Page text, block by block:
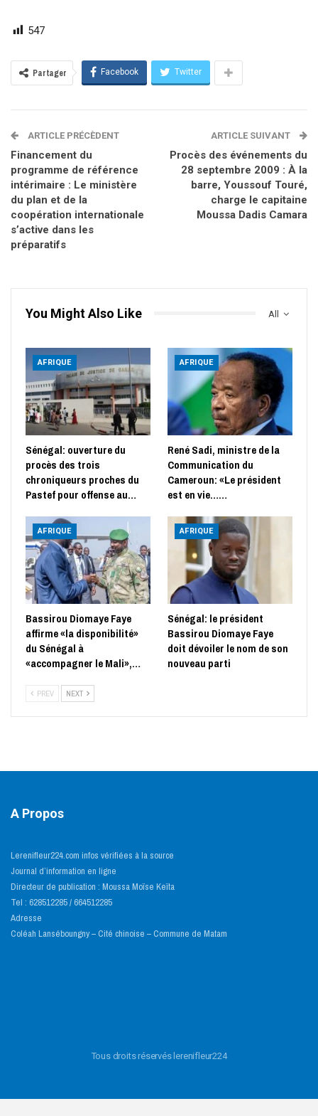
547
Partager Facebook Twitter
ARTICLE PRÉCÈDENT
Financement du
programme de référence
intérimaire : Le ministère
du plan et de la
coopération internationale
s’active dans les
préparatifs
ARTICLE SUIVANT
Procès des événements du
28 septembre 2009 : À la
barre, Youssouf Touré,
charge le capitaine
Moussa Dadis Camara
All
You Might Also Like
AFRIQUE
Sénégal: ouverture du
procès des trois
chroniqueurs proches du
Pastef pour offense au…
AFRIQUE
René Sadi, ministre de la
Communication du
Cameroun: «Le président
est en vie……
AFRIQUE
Bassirou Diomaye Faye
affirme «la disponibilité»
du Sénégal à
«accompagner le Mali»,…
AFRIQUE
Sénégal: le président
Bassirou Diomaye Faye
doit dévoiler le nom de son
nouveau parti
PREV NEXT
A Propos
Lerenifleur224.com infos vérifiées à la source
Journal d’information en ligne
Directeur de publication : Moussa Moïse Keïta
Tel : 628512285 / 664512285
Adresse
Coléah Lanséboungny – Cité chinoise – Commune de Matam
Tous droits réservés lerenifleur224